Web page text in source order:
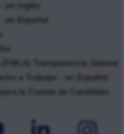
en Inglés
en Español
Transparencia Salarial
a Trabajar - en Español
la Cuenta de Candidato